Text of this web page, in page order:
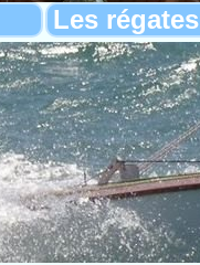
Les régates